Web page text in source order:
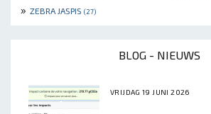
» ZEBRA JASPIS (27)
BLOG - NIEUWS
VRIJDAG 19 JUNI 2026